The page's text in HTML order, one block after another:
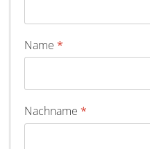
Name *
Nachname *